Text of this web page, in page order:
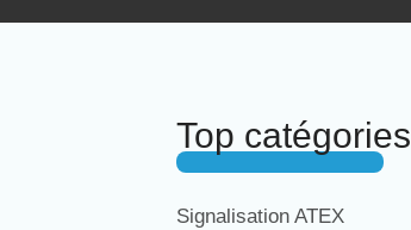
Top catégories
Signalisation ATEX